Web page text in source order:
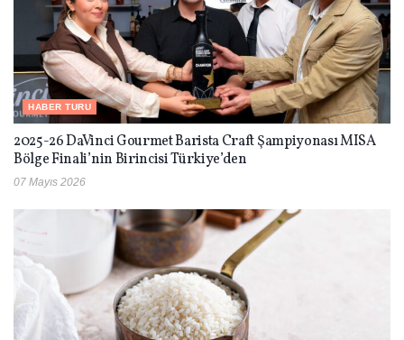
HABER TURU
2025-26 DaVinci Gourmet Barista Craft Şampiyonası MISA
Bölge Finali’nin Birincisi Türkiye’den
07 Mayıs 2026